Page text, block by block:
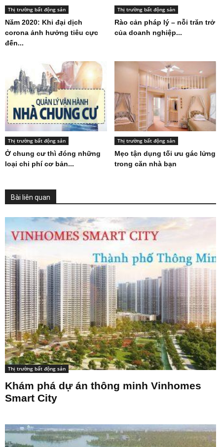
Thị trường bất động sản
Năm 2020: Khi đại dịch
corona ảnh hưởng tiêu cực
đến...
Thị trường bất động sản
Rào cản pháp lý – nỗi trăn trở
của doanh nghiệp...
Thị trường bất động sản
Ở chung cư thì đóng những
loại chi phí cơ bản...
Thị trường bất động sản
Mẹo tận dụng tối ưu gác lửng
trong căn nhà bạn
Bài liên quan
Thị trường bất động sản
Khám phá dự án thông minh Vinhomes
Smart City